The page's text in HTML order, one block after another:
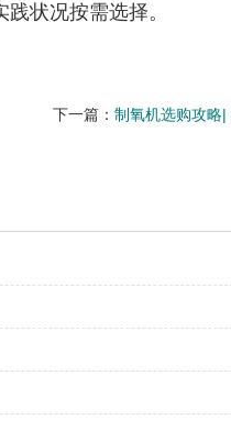
状况按需选择。
下一篇：制氧机选购攻略|